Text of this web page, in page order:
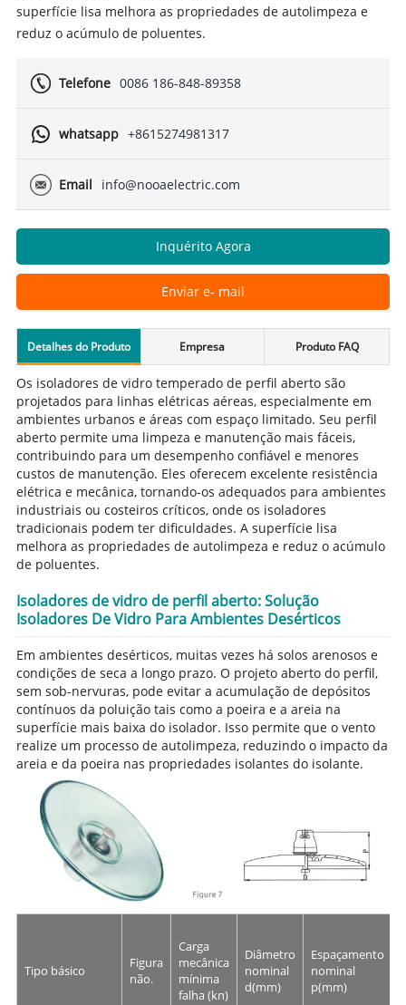
superfície lisa melhora as propriedades de autolimpeza e
reduz o acúmulo de poluentes.
Telefone 0086 186-848-89358
whatsapp +8615274981317
Email info@nooaelectric.com
Inquérito Agora
Enviar e- mail
Detalhes do Produto Empresa Produto FAQ
Os isoladores de vidro temperado de perfil aberto são
projetados para linhas elétricas aéreas, especialmente em
ambientes urbanos e áreas com espaço limitado. Seu perfil
aberto permite uma limpeza e manutenção mais fáceis,
contribuindo para um desempenho confiável e menores
custos de manutenção. Eles oferecem excelente resistência
elétrica e mecânica, tornando-os adequados para ambientes
industriais ou costeiros críticos, onde os isoladores
tradicionais podem ter dificuldades. A superfície lisa
melhora as propriedades de autolimpeza e reduz o acúmulo
de poluentes.
Isoladores de vidro de perfil aberto: Solução
Isoladores De Vidro Para Ambientes Desérticos
Em ambientes desérticos, muitas vezes há solos arenosos e
condições de seca a longo prazo. O projeto aberto do perfil,
sem sob-nervuras, pode evitar a acumulação de depósitos
contínuos da poluição tais como a poeira e a areia na
superfície mais baixa do isolador. Isso permite que o vento
realize um processo de autolimpeza, reduzindo o impacto da
areia e da poeira nas propriedades isolantes do isolante.
Tipo básico
Figura
não.
Carga
mecânica
mínima
falha (kn)
Diâmetro
nominal
d(mm)
Espaçamento
nominal
p(mm)